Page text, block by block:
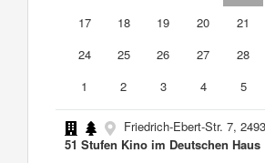
17
18 19 20 21
24
25 26 27 28
1
2 3 4 5
Friedrich-Ebert-Str. 7,
51 Stufen Kino im Deutschen Haus